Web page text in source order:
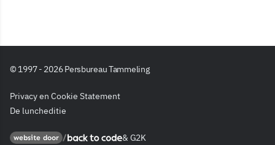
© 1997 - 2026 Persbureau Tammeling
Privacy en Cookie Statement
De luncheditie
website doorBack to code & G2K